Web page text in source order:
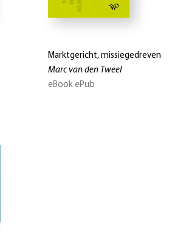
Marktgericht, missiegedreven
Marc van den Tweel
eBook ePub